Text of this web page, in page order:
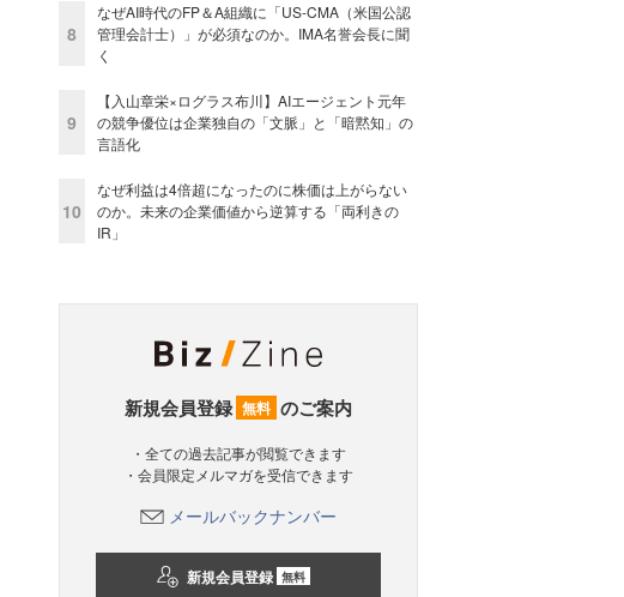
8
なぜAI時代のFP＆A組織に「US-CMA（米国公認
管理会計士）」が必須なのか。IMA名誉会長に聞
く
9
【入山章栄×ログラス布川】AIエージェント元年
の競争優位は企業独自の「文脈」と「暗黙知」の
言語化
10
なぜ利益は4倍超になったのに株価は上がらない
のか。未来の企業価値から逆算する「両利きの
IR」
新規会員登録 無料 のご案内
・全ての過去記事が閲覧できます
・会員限定メルマガを受信できます
メールバックナンバー
新規会員登録 無料